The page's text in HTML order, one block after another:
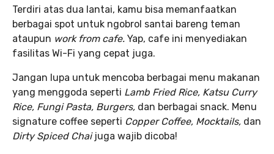
Terdiri atas dua lantai, kamu bisa memanfaatkan
berbagai spot untuk ngobrol santai bareng teman
ataupun work from cafe. Yap, cafe ini menyediakan
fasilitas Wi-Fi yang cepat juga.
Jangan lupa untuk mencoba berbagai menu makanan
yang menggoda seperti Lamb Fried Rice, Katsu Curry
Rice, Fungi Pasta, Burgers, dan berbagai snack. Menu
signature coffee seperti Copper Coffee, Mocktails, dan
Dirty Spiced Chaijuga wajib dicoba!